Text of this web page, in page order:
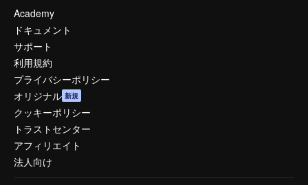
Academy
ドキュメント
サポート
利用規約
プライバシーポリシー
オリジナル 新規
クッキーポリシー
トラストセンター
アフィリエイト
法人向け